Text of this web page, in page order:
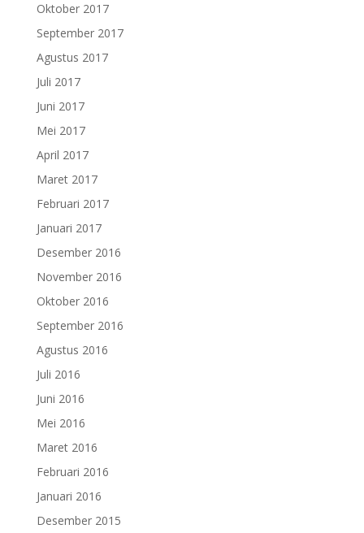
Oktober 2017
September 2017
Agustus 2017
Juli 2017
Juni 2017
Mei 2017
April 2017
Maret 2017
Februari 2017
Januari 2017
Desember 2016
November 2016
Oktober 2016
September 2016
Agustus 2016
Juli 2016
Juni 2016
Mei 2016
Maret 2016
Februari 2016
Januari 2016
Desember 2015